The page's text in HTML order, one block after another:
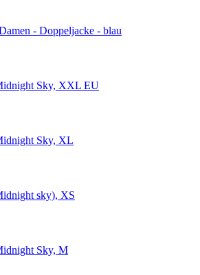
- Doppeljacke - blau
Sky, XXL EU
Sky, XL
sky), XS
Sky, M